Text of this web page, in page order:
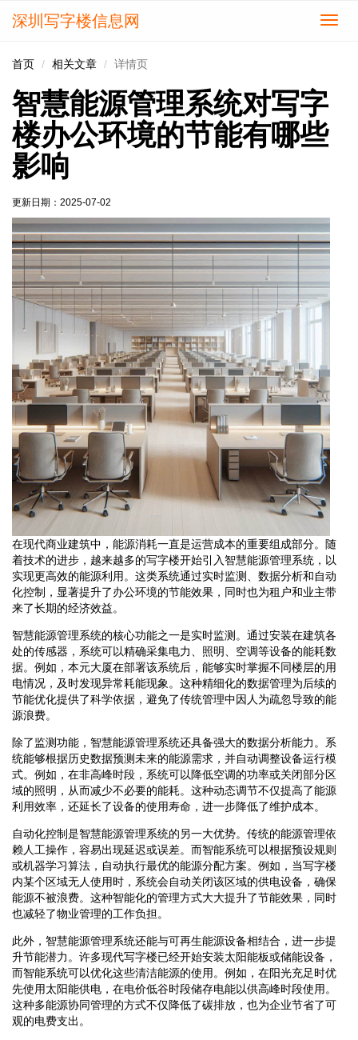
切
深圳写字楼信息网
首页 相关文章 详情页
智慧能源管理系统对写字
楼办公环境的节能有哪些
影响
更新日期： 2025-07-02
在现代商业建筑中，能源消耗一直是运营成本的重要组成部分。随
着技术的进步，越来越多的写字楼开始引入智慧能源管理系统，以
实现更高效的能源利用。这类系统通过实时监测、数据分析和自动
化控制，显著提升了办公环境的节能效果，同时也为租户和业主带
来了长期的经济效益。
智慧能源管理系统的核心功能之一是实时监测。通过安装在建筑各
处的传感器，系统可以精确采集电力、照明、空调等设备的能耗数
据。例如，本元大厦在部署该系统后，能够实时掌握不同楼层的用
电情况，及时发现异常耗能现象。这种精细化的数据管理为后续的
节能优化提供了科学依据，避免了传统管理中因人为疏忽导致的能
源浪费。
除了监测功能，智慧能源管理系统还具备强大的数据分析能力。系
统能够根据历史数据预测未来的能源需求，并自动调整设备运行模
式。例如，在非高峰时段，系统可以降低空调的功率或关闭部分区
域的照明，从而减少不必要的能耗。这种动态调节不仅提高了能源
利用效率，还延长了设备的使用寿命，进一步降低了维护成本。
自动化控制是智慧能源管理系统的另一大优势。传统的能源管理依
赖人工操作，容易出现延迟或误差。而智能系统可以根据预设规则
或机器学习算法，自动执行最优的能源分配方案。例如，当写字楼
内某个区域无人使用时，系统会自动关闭该区域的供电设备，确保
能源不被浪费。这种智能化的管理方式大大提升了节能效果，同时
也减轻了物业管理的工作负担。
此外，智慧能源管理系统还能与可再生能源设备相结合，进一步提
升节能潜力。许多现代写字楼已经开始安装太阳能板或储能设备，
而智能系统可以优化这些清洁能源的使用。例如，在阳光充足时优
先使用太阳能供电，在电价低谷时段储存电能以供高峰时段使用。
这种多能源协同管理的方式不仅降低了碳排放，也为企业节省了可
观的电费支出。